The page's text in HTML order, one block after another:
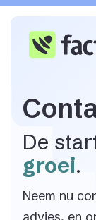
De
groei.
Neem nu